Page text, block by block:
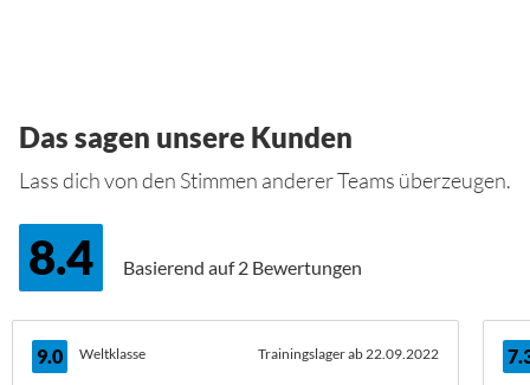
Das sagen unsere Kunden
Lass dich von den Stimmen anderer Teams überzeugen.
8.4 Basierend auf2 Bewertungen
9.0 Weltklasse Trainingslager ab 22.09.2022